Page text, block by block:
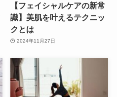
【フェイシャルケアの新常
識】美肌を叶えるテクニッ
クとは
2024年11月27日